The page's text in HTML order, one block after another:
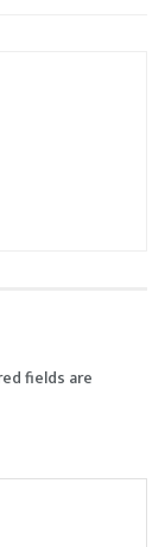
fields are